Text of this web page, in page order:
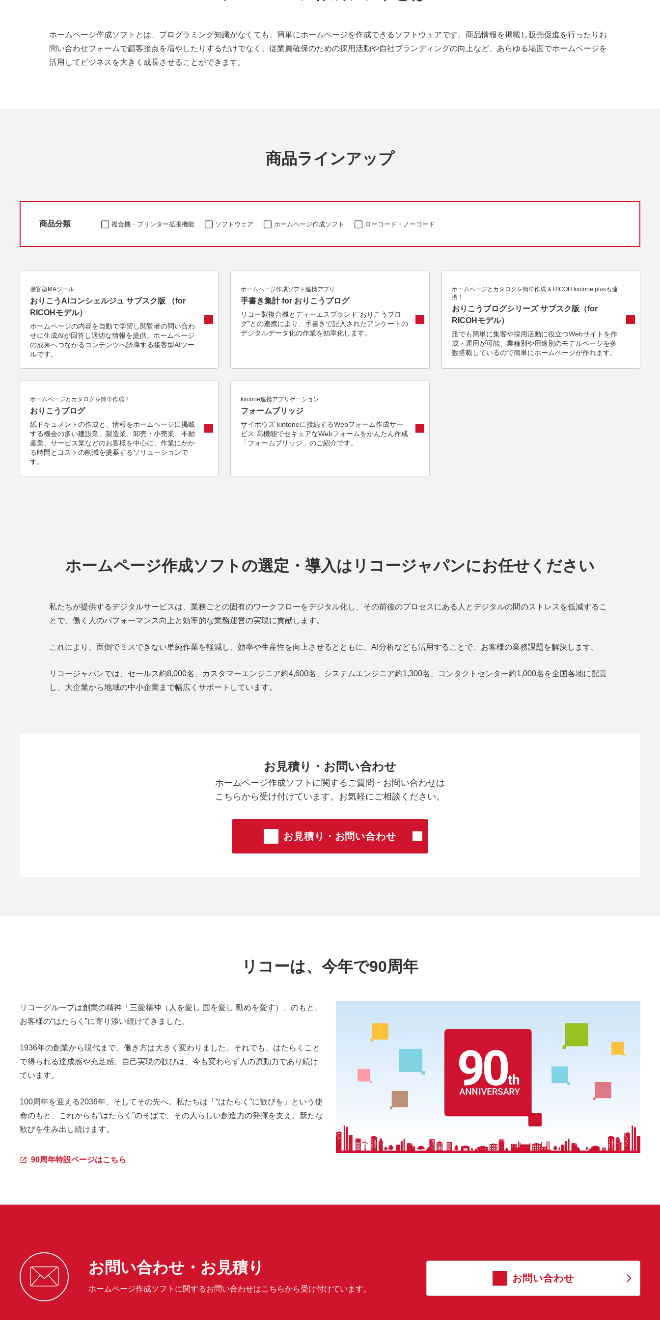
ホームページ作成ソフトとは、プログラミング知識がなくても、簡単にホームページを作成できるソフトウェアです。商品情報を掲載し販売促進を行ったりお
問い合わせフォームで顧客接点を増やしたりするだけでなく、従業員確保のための採用活動や自社ブランディングの向上など、あらゆる場面でホームページを
活用してビジネスを大きく成長させることができます。
商品ラインアップ
商品分類 複合機・プリンター拡張機能 ソフトウェア ホームページ作成ソフト ローコード・ノーコード
接客型MAツール
おりこうAIコンシェルジュ サブスク版 （for
RICOHモデル）
ホームページの内容を自動で学習し閲覧者の問い合わ
せに生成AIが回答し適切な情報を提供。ホームページ
の成果へつながるコンテンツへ誘導する接客型AIツー
ルです。
ホームページ作成ソフト連携アプリ
手書き集計 for おりこうブログ
リコー製複合機とディーエスブランド“おりこうブロ
グ”との連携により、手書きで記入されたアンケートの
デジタルデータ化の作業を効率化します。
ホームページとカタログを簡単作成 & RICOH kintone plusも連
携！
おりこうブログシリーズ サブスク版（for
RICOHモデル）
誰でも簡単に集客や採用活動に役立つWebサイトを作
成・運用が可能、業種別や用途別のモデルページを多
数搭載しているので簡単にホームページが作れます。
ホームページとカタログを簡単作成！
おりこうブログ
紙ドキュメントの作成と、情報をホームページに掲載
する機会の多い建設業、製造業、卸売・小売業、不動
産業、サービス業などのお客様を中心に、作業にかか
る時間とコストの削減を提案するソリューションで
す。
kintone連携アプリケーション
フォームブリッジ
サイボウズ kintoneに接続するWebフォーム作成サー
ビス 高機能でセキュアなWebフォームをかんたん作成
「フォームブリッジ」のご紹介です。
ホームページ作成ソフトの選定・導入はリコージャパンにお任せください
私たちが提供するデジタルサービスは、業務ごとの固有のワークフローをデジタル化し、その前後のプロセスにある人とデジタルの間のストレスを低減するこ
とで、働く人のパフォーマンス向上と効率的な業務運営の実現に貢献します。
これにより、面倒でミスできない単純作業を軽減し、効率や生産性を向上させるとともに、AI分析なども活用することで、お客様の業務課題を解決します。
リコージャパンでは、セールス約8,000名、カスタマーエンジニア約4,600名、システムエンジニア約1,300名、コンタクトセンター約1,000名を全国各地に配置
し、大企業から地域の中小企業まで幅広くサポートしています。
お見積り・お問い合わせ
ホームページ作成ソフトに関するご質問・お問い合わせは
こちらから受け付けています。お気軽にご相談ください。
お見積り・お問い合わせ
リコーは、今年で90周年
リコーグループは創業の精神「三愛精神（人を愛し 国を愛し 勤めを愛す）」のもと、
お客様の“はたらく”に寄り添い続けてきました。
1936年の創業から現代まで、働き方は大きく変わりました。それでも、はたらくこと
で得られる達成感や充足感、自己実現の歓びは、今も変わらず人の原動力であり続け
ています。
100周年を迎える2036年、そしてその先へ。私たちは「“はたらく”に歓びを」という使
命のもと、これからも“はたらく”のそばで、その人らしい創造力の発揮を支え、新たな
歓びを生み出し続けます。
90周年特設ページはこちら
お問い合わせ・お見積り
ホームページ作成ソフトに関するお問い合わせはこちらから受け付けています。
お問い合わせ